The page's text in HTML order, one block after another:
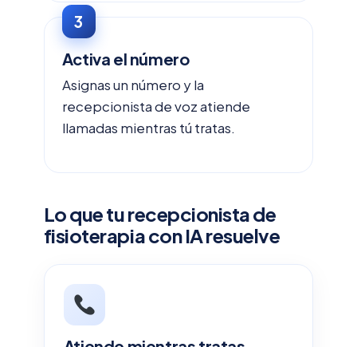
Activa el número
Asignas un número y la
recepcionista de voz atiende
llamadas mientras tú tratas.
Lo que tu recepcionista de
fisioterapia con IA resuelve